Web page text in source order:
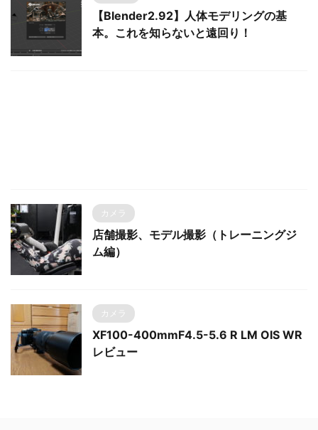
【Blender2.92】人体モデリングの基
本。これを知らないと遠回り！
カメラ
店舗撮影、モデル撮影（トレーニングジ
ム編）
カメラ
XF100-400mmF4.5-5.6 R LM OIS WR
レビュー